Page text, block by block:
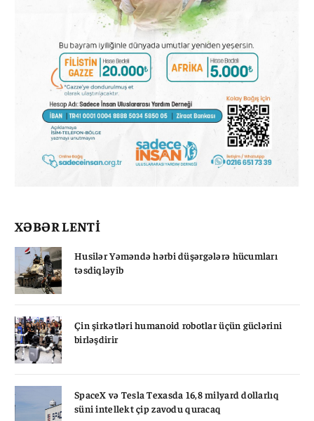
XƏBƏR LENTİ
Husilər Yəməndə hərbi düşərgələrə hücumları
təsdiqləyib
Çin şirkətləri humanoid robotlar üçün güclərini
birləşdirir
SpaceX və Tesla Texasda 16,8 milyard dollarlıq
süni intellekt çip zavodu quracaq